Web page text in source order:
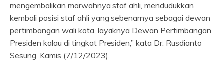
mengembalikan marwahnya staf ahli, mendudukkan
kembali posisi staf ahli yang sebenarnya sebagai dewan
pertimbangan wali kota, layaknya Dewan Pertimbangan
Presiden kalau di tingkat Presiden,” kata Dr. Rusdianto
Sesung, Kamis (7/12/2023).